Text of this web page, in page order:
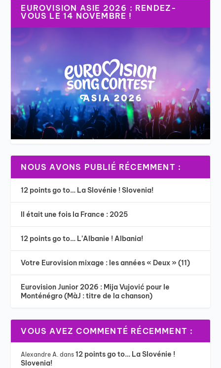
EUROVISION ASIE 2026 : RENDEZ-
VOUS LE 14 NOVEMBRE !
NOUS AVONS PUBLIÉ RÉCEMMENT :
12 points go to… La Slovénie ! Slovenia!
Il était une fois la France : 2025
12 points go to… L’Albanie ! Albania!
Votre Eurovision mixage : les années « Deux » (11)
Eurovision Junior 2026 : Mija Vujović pour le
Monténégro (MàJ : titre de la chanson)
VOUS AVEZ COMMENTÉ RÉCEMMENT :
Alexandre A. dans12 points go to… La Slovénie !
Slovenia!